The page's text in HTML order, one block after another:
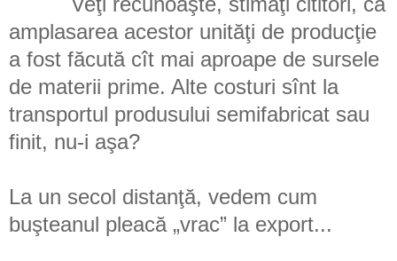
amplasarea acestor unităţi de producţie
a fost făcută cît mai aproape de sursele
de materii prime. Alte costuri sînt la
transportul produsului semifabricat sau
finit, nu-i aşa?
La un secol distanţă, vedem cum
buşteanul pleacă „vrac” la export...